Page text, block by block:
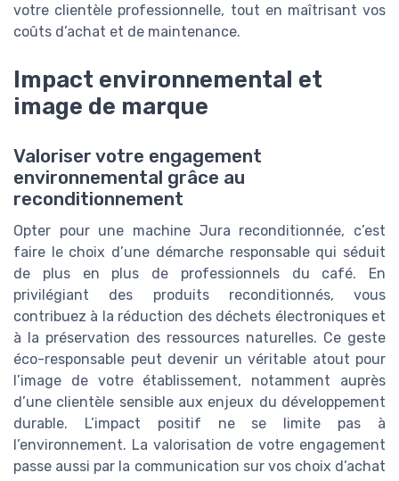
votre clientèle professionnelle, tout en maîtrisant vos
coûts d’achat et de maintenance.
Impact environnemental et
image de marque
Valoriser votre engagement
environnemental grâce au
reconditionnement
Opter pour une machine Jura reconditionnée, c’est
faire le choix d’une démarche responsable qui séduit
de plus en plus de professionnels du café. En
privilégiant des produits reconditionnés, vous
contribuez à la réduction des déchets électroniques et
à la préservation des ressources naturelles. Ce geste
éco-responsable peut devenir un véritable atout pour
l’image de votre établissement, notamment auprès
d’une clientèle sensible aux enjeux du développement
durable. L’impact positif ne se limite pas à
l’environnement. La valorisation de votre engagement
passe aussi par la communication sur vos choix d’achat